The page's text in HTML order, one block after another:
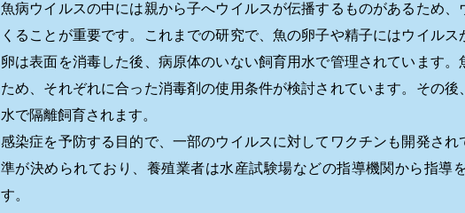
魚病ウイルスの中には親から子へウイルスが伝播するものがあるため
くることが重要です。これまでの研究で、魚の卵子や精子にはウイル
卵は表面を消毒した後、病原体のいない飼育用水で管理されています
ため、それぞれに合った消毒剤の使用条件が検討されています。その
水で隔離飼育されます。
感染症を予防する目的で、一部のウイルスに対してワクチンも開発さ
準が決められており、養殖業者は水産試験場などの指導機関から指導
す。